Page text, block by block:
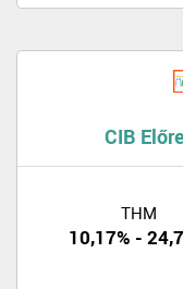
CIB
THM
10,17% -